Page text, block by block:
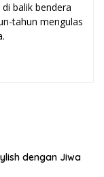
balik bendera
tahun mengulas
dengan Jiwa